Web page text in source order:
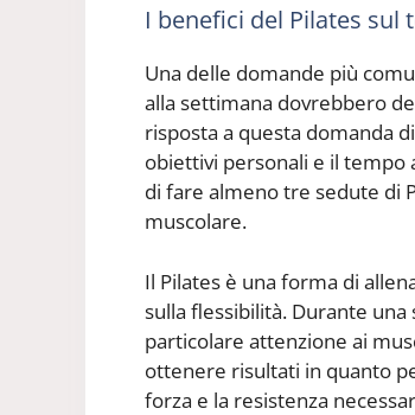
I benefici del Pilates sul
Una delle domande più
alla settimana dovrebbero
risposta a questa domanda
obiettivi personali e il tempo
di fare almeno tre sedute di
muscolare.
Il Pilates è una forma di
sulla flessibilità. Durante una
particolare attenzione ai
ottenere risultati in quanto
forza e la resistenza